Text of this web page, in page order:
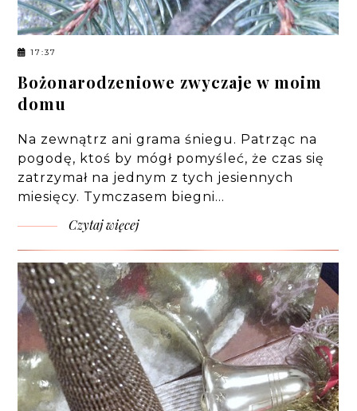
17:37
Bożonarodzeniowe zwyczaje w moim
domu
Na zewnątrz ani grama śniegu. Patrząc na
pogodę, ktoś by mógł pomyśleć, że czas się
zatrzymał na jednym z tych jesiennych
miesięcy. Tymczasem biegni…
Czytaj więcej